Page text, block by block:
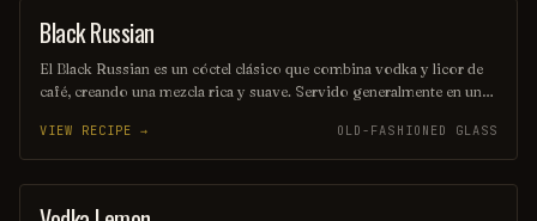
ORDINARY DRINK
Black Russian
El Black Russian es un cóctel clásico que combina vodka y licor de
café, creando una mezcla rica y suave. Servido generalmente en un
convierte en una opción popular para los amantes de las bebidas con
carácter. Perfecto para disfrutar en una noche de relajación o como
un digestivo después de la cena.
VIEW RECIPE → OLD-FASHIONED GLASS
COCKTAIL